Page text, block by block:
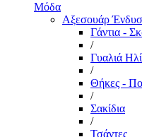
Μόδα
Αξεσουάρ
Γάντια -
/
Γυαλιά
/
Θήκες -
/
Σακίδια
/
Τσάντες